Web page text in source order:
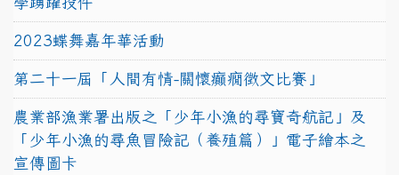
2023蝶舞嘉年華活動
第二十一屆「人間有情-關懷癲癇徵文比賽」
農業部漁業署出版之「少年小漁的尋寶奇航記」及
「少年小漁的尋魚冒險記（養殖篇）」電子繪本之
宣傳圖卡